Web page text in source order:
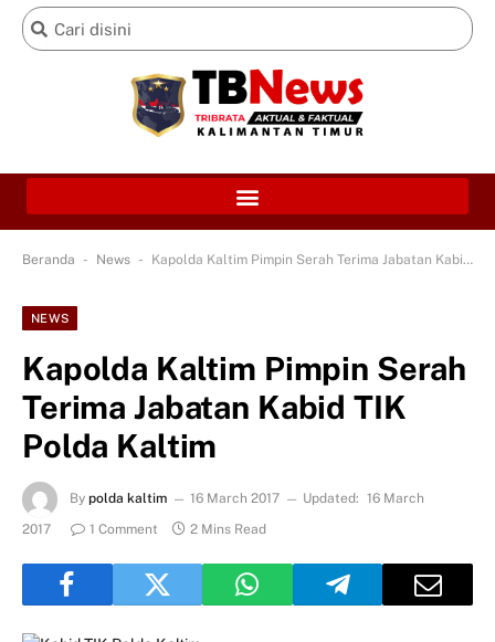
Beranda - News - Kapolda Kaltim Pimpin Serah Terima Jabatan Kabid TIK Polda Kaltim
NEWS
Kapolda Kaltim Pimpin Serah
Terima Jabatan Kabid TIK
Polda Kaltim
By polda kaltim 16 March 2017 Updated: 16 March
2017
1 Comment 2 Mins Read